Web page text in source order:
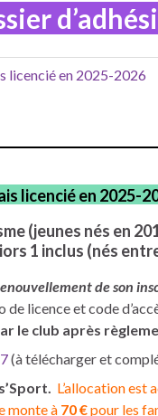
licencié en 2025-2026
licencié en 2025-
(jeunes nés en
1 inclus (nés
de son
de licence et code
le club après
(à télécharger et
L’allocation est
monte à 70 €pour les